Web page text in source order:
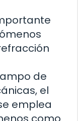
de
el
emplea